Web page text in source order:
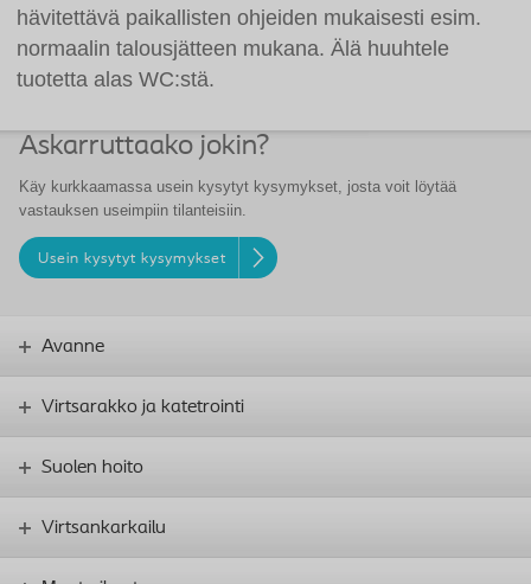
hävitettävä paikallisten ohjeiden mukaisesti esim.
normaalin talousjätteen mukana. Älä huuhtele
tuotetta alas WC:stä.
Askarruttaako jokin?
Käy kurkkaamassa usein kysytyt kysymykset, josta voit löytää
vastauksen useimpiin tilanteisiin.
Usein kysytyt kysymykset
Avanne
Virtsarakko ja katetrointi
Suolen hoito
Virtsankarkailu